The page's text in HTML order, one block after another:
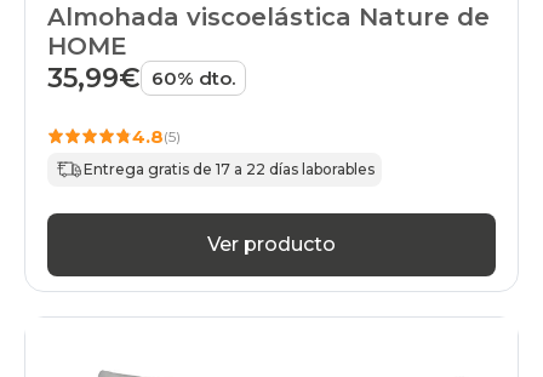
Almohada viscoelástica Nature de
HOME
35,99€ 60% dto.
4.8(5)
Entrega gratis de 17 a 22 días laborables
Ver producto